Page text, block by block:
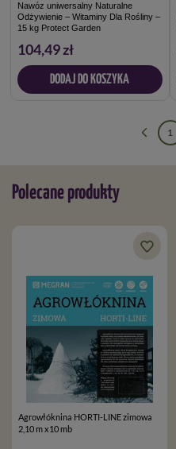
Nawóz uniwersalny Naturalne
Odżywienie – Witaminy Dla Rośliny –
15 kg Protect Garden
104,49 zł
DODAJ DO KOSZYKA
1
Polecane produkty
Agrowłóknina HORTI-LINE zimowa
2,10 m x10 mb